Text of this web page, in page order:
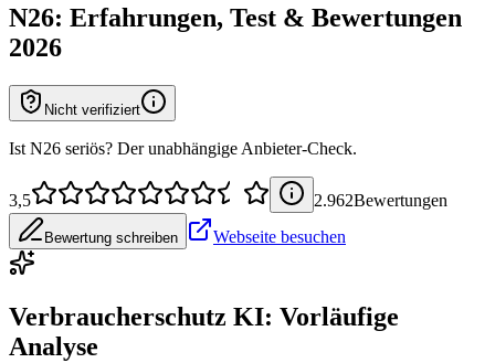
N26: Erfahrungen, Test & Bewertungen
2026
Nicht verifiziert
Ist N26 seriös? Der unabhängige Anbieter-Check.
3,5 2.962Bewertungen
Bewertung schreiben Webseite besuchen
Verbraucherschutz KI: Vorläufige
Analyse